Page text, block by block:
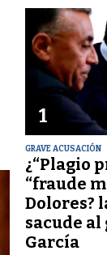
1
GRAVE ACUSACIÓN
¿“Plagio
“fraude
Dolores?
sacude
García